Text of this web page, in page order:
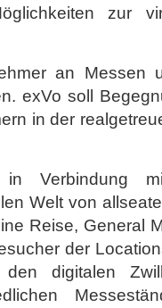
zur
an Messen
exVo soll
in der
in Verbindung
Welt von
Reise, General
der
digitalen